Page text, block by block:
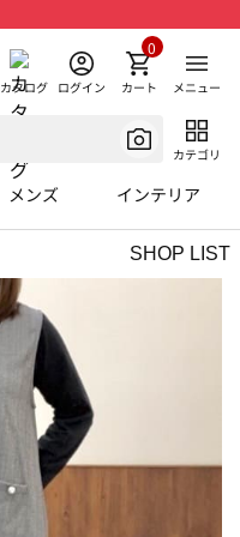
カタログ ログイン カート
0
メニュー
カテゴリ
メンズ インテリア
SHOP LIST